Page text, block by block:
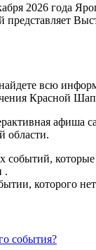
2026 года
представляет
всю
Красной
афиша
области.
событий,
.
которого
события?